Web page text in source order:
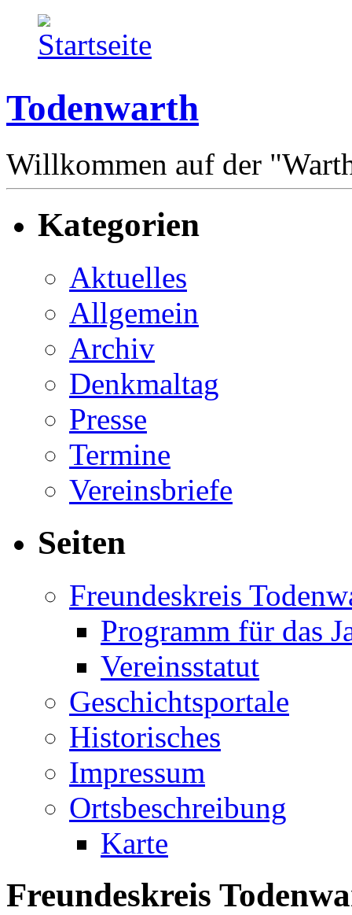
Todenwarth
Willkommen auf der
Kategorien
Aktuelles
Allgemein
Archiv
Denkmaltag
Presse
Termine
Vereinsbriefe
Seiten
Freundeskreis
Programm für das
Vereinsstatut
Geschichtsportale
Historisches
Impressum
Ortsbeschreibung
Karte
Freundeskreis